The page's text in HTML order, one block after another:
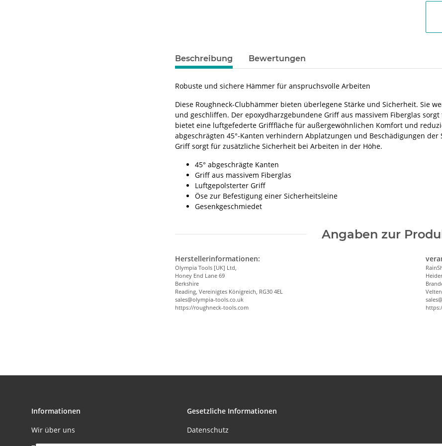
Beschreibung Bewertungen
Robuste und sichere Hämmer für anspruchsvolle Arbeiten
Diese Roughneck-Clubhämmer bieten überlegene Stärke und Sicherheit. Sie
und geschliffen. Der epoxydharzgebundene Griff aus massivem Fiberglas
bietet eine luftgefederte Grifffläche für außergewöhnlichen Komfort und
abgeschrägten 45°-Kanten verhindern Abplatzungen und Beschädigungen
Griff sorgt für zusätzliche Sicherheit bei Arbeiten in der Höhe.
45° abgeschrägte Kanten
Griff aus massivem Fiberglas
Luftgepolsterter Griff
Öse zur Befestigung einer Sicherheitsleine
Gesenkgeschmiedet
Angaben zur
Herstellerinformationen:
Olympia Tools [UK] Ltd,
Honey End Lane 69
Berkshire
Reading, Vereinigtes Königreich, RG30 4EL
sales@olympia-tools.co.uk
https://roughneck-tools.com
Informationen
Wir über uns
Gesetzliche Informationen
Datenschutz